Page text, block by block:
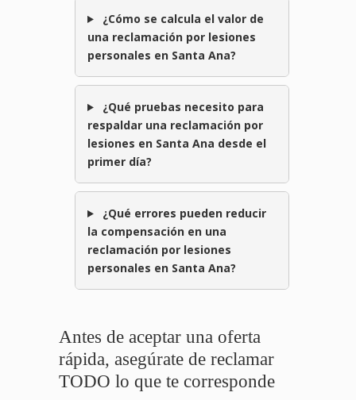
¿Cómo se calcula el valor de
una reclamación por lesiones
personales en Santa Ana?
¿Qué pruebas necesito para
respaldar una reclamación por
lesiones en Santa Ana desde el
primer día?
¿Qué errores pueden reducir
la compensación en una
reclamación por lesiones
personales en Santa Ana?
Antes de aceptar una oferta
rápida, asegúrate de reclamar
TODO lo que te corresponde